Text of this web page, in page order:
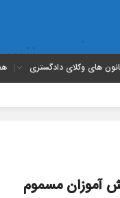
های وکلای دادگستری
پیام
آموزان مسموم